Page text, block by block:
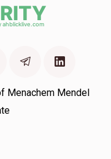
Menachem Mendel